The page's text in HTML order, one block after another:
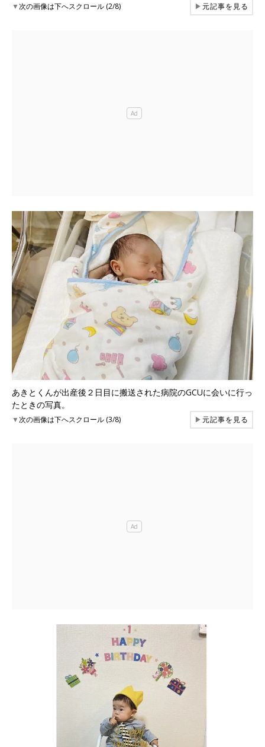
▼次の画像は下へスクロール (2/8) ▶元記事を見る
あきとくんが出産後２日目に搬送された病院のGCUに会いに行っ
たときの写真。
▼次の画像は下へスクロール (3/8) ▶元記事を見る